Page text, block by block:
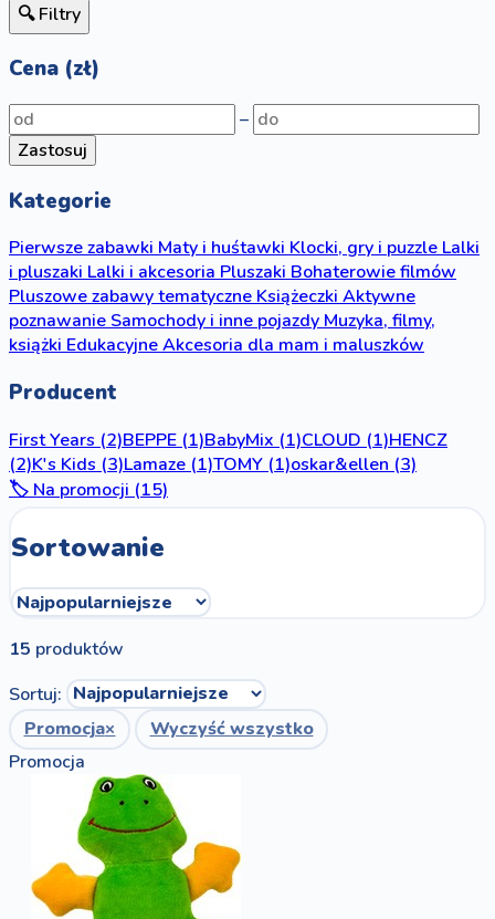
🔍 Filtry
Cena (zł)
–
Zastosuj
Kategorie
Pierwsze zabawkiMaty i huśtawkiKlocki, gry i puzzleLalki
i pluszakiLalki i akcesoriaPluszakiBohaterowie filmów
Pluszowe zabawy tematyczneKsiążeczkiAktywne
poznawanieSamochody i inne pojazdyMuzyka, filmy,
książkiEdukacyjneAkcesoria dla mam i maluszków
Producent
First Years (2)BEPPE (1)BabyMix (1)CLOUD (1)HENCZ
(2)K's Kids (3)Lamaze (1)TOMY (1)oskar&ellen (3)
🏷️ Na promocji (15)
Sortowanie
15 produktów
Sortuj:
Promocja×
Wyczyść wszystko
Promocja